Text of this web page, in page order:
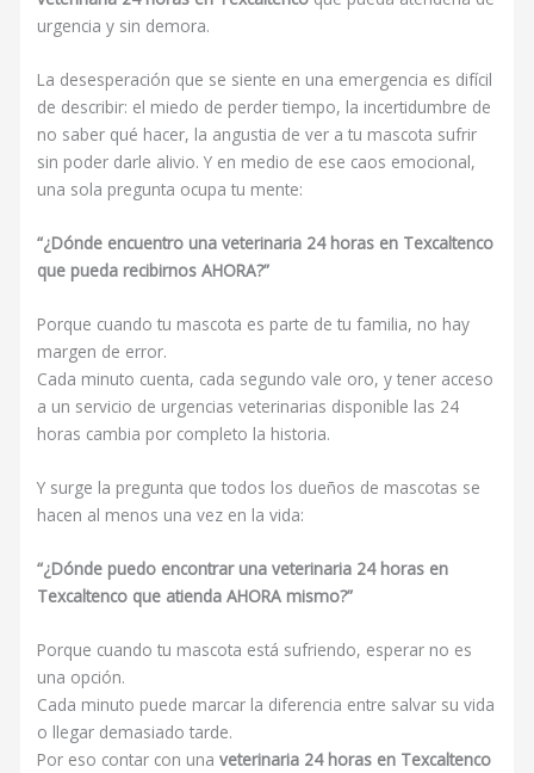
urgencia y sin demora.
La desesperación que se siente en una emergencia es difícil
de describir: el miedo de perder tiempo, la incertidumbre de
no saber qué hacer, la angustia de ver a tu mascota sufrir
sin poder darle alivio. Y en medio de ese caos emocional,
una sola pregunta ocupa tu mente:
“¿Dónde encuentro una veterinaria 24 horas en Texcaltenco
que pueda recibirnos AHORA?”
Porque cuando tu mascota es parte de tu familia, no hay
margen de error.
Cada minuto cuenta, cada segundo vale oro, y tener acceso
a un servicio de urgencias veterinarias disponible las 24
horas cambia por completo la historia.
Y surge la pregunta que todos los dueños de mascotas se
hacen al menos una vez en la vida:
“¿Dónde puedo encontrar una veterinaria 24 horas en
Texcaltenco que atienda AHORA mismo?”
Porque cuando tu mascota está sufriendo, esperar no es
una opción.
Cada minuto puede marcar la diferencia entre salvar su vida
o llegar demasiado tarde.
Por eso contar con unaveterinaria 24 horas en Texcaltenco